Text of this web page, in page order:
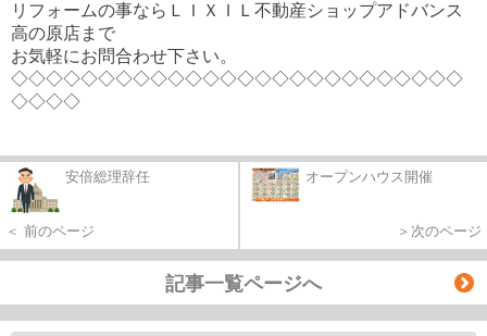
リフォームの事ならＬＩＸＩＬ不動産ショップアドバンス
高の原店まで
お気軽にお問合わせ下さい。
◇◇◇◇◇◇◇◇◇◇◇◇◇◇◇◇◇◇◇◇◇◇◇◇◇◇
◇◇◇◇
安倍総理辞任
＜ 前のページ
オープンハウス開催
＞次のページ
記事一覧ページへ